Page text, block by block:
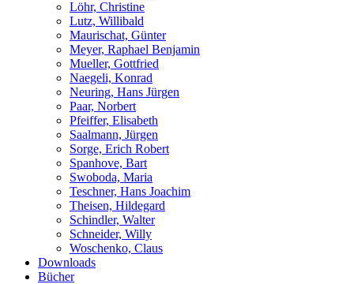
Löhr, Christine
Lutz, Willibald
Maurischat, Günter
Meyer, Raphael Benjamin
Mueller, Gottfried
Naegeli, Konrad
Neuring, Hans Jürgen
Paar, Norbert
Pfeiffer, Elisabeth
Saalmann, Jürgen
Sorge, Erich Robert
Spanhove, Bart
Swoboda, Maria
Teschner, Hans Joachim
Theisen, Hildegard
Schindler, Walter
Schneider, Willy
Woschenko, Claus
Downloads
Bücher